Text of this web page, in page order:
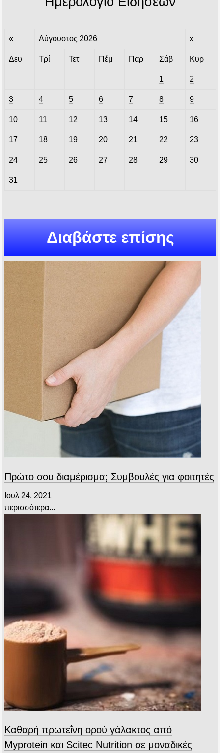
« Αύγουστος 2026 »
Δευ Τρί Τετ Πέμ Παρ Σάβ Κυρ
1 2
3 4 5 6 7 8 9
10 11 12 13 14 15 16
17 18 19 20 21 22 23
24 25 26 27 28 29 30
31
Διαβάστε επίσης
Πρώτο σου διαμέρισμα; Συμβουλές για φοιτητές
Ιουλ 24, 2021
περισσότερα...
Καθαρή πρωτεΐνη ορού γάλακτος από
Myprotein και Scitec Nutrition σε μοναδικές